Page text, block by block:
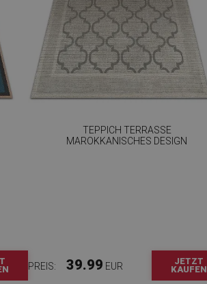
TEPPICH TERRASSE
MAROKKANISCHES DESIGN
PREIS: 39.99 EUR
JETZT
KAUFEN